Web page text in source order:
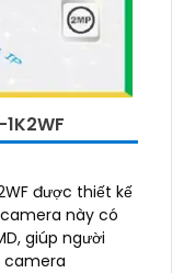
được thiết kế
giúp người
camera